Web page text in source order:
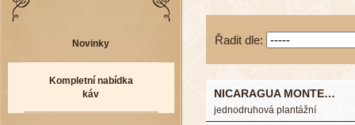
Novinky
Kompletní nabídka
káv
Řadit dle:
NICARAGUA MONTE…
jednodruhová plantážní